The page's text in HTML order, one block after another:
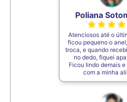
Poliana
Atenciosos até o
ficou pequeno o
troca, e quando
no dedo, fiquei
Ficou lindo demais
com a minha